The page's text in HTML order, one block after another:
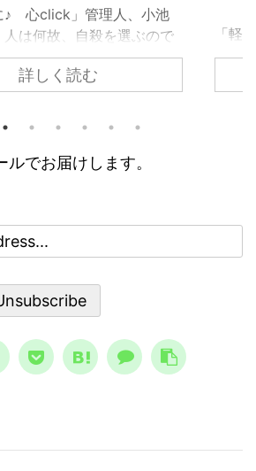
♪ 心click」管理人、小池
人は何故、自殺を選ぶので
自殺するまで追い込まれ
、どうすれば良いのでしょ
るのは精神トーンの問題で
に、基本の大枠として知
３つの精神状態 人は、ど
自殺に至るのか？ その精
く知っておくのは、周囲
。 一般的に広まっている
詳しく読む
「軽
義孝
て、
亡シ
でお届けします。